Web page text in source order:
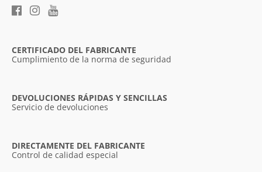
CERTIFICADO DEL FABRICANTE
Cumplimiento de la norma de seguridad
DEVOLUCIONES RÁPIDAS Y SENCILLAS
Servicio de devoluciones
DIRECTAMENTE DEL FABRICANTE
Control de calidad especial
Wir verwenden Cookies, um die
Benutzerfreundlichkeit unserer Website zu
Verwendung von Cookies gemäß unserer
Cookie-Richtlinie zu.Weitere Informationen
PERFORMANCE